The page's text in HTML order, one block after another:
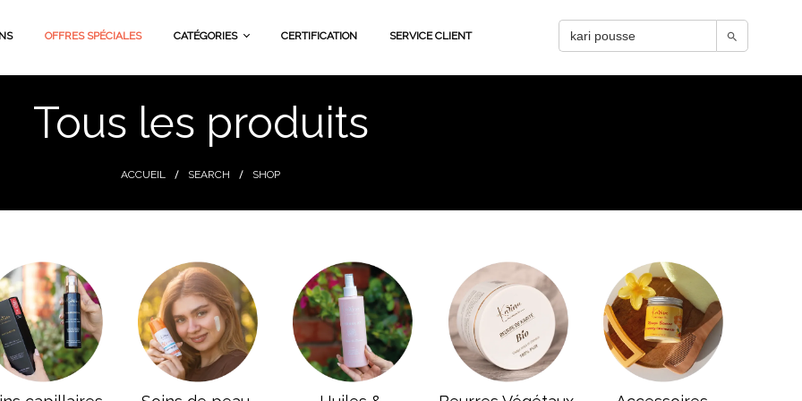
OFFRES SPÉCIALES CATÉGORIES
Soins De Peau
For Him
Karina HOME
Beurres Végétaux &
Gel D’Aloe Vera Pur
Packs
CERTIFICATION SERVICE CLIENT
Search
for:
Search Button
Tous les produits
ACCUEIL SEARCH SHOP